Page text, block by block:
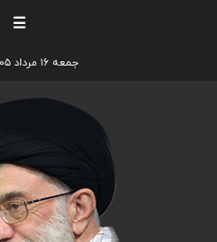
☰
جمعه ۱۶ مرداد ۱۴۰۵ - ۱۱:۲۳